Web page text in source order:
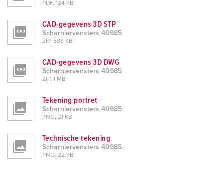
PDF, 124 KB
CAD-gegevens 3D STP
Scharniervensters 40985
ZIP, 588 KB
CAD-gegevens 3D DWG
Scharniervensters 40985
ZIP, 1 MB
Tekening portret
Scharniervensters 40985
PNG, 21 KB
Technische tekening
Scharniervensters 40985
PNG, 22 KB